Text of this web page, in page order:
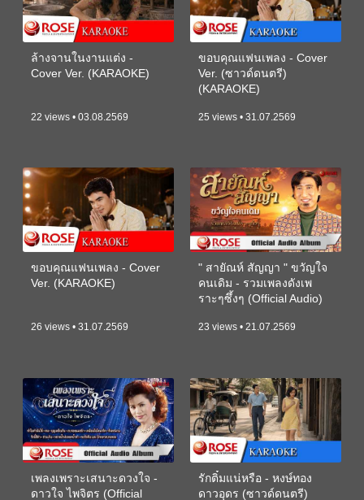
ล้างจานในงานแต่ง -
Cover Ver. (KARAOKE)
22 views • 03.08.2569
ขอบคุณแฟนเพลง - Cover
Ver. (ซาวด์ดนตรี)
(KARAOKE)
25 views • 31.07.2569
ขอบคุณแฟนเพลง - Cover
Ver. (KARAOKE)
26 views • 31.07.2569
" สายัณห์ สัญญา " ขวัญใจ
คนเดิม - รวมเพลงดังเพ
ราะๆซึ้งๆ (Official Audio)
23 views • 21.07.2569
เพลงเพราะเสนาะดวงใจ -
ดาวใจ ไพจิตร (Official
รักติ๋มแน่หรือ - หงษ์ทอง
ดาวอุดร (ซาวด์ดนตรี)